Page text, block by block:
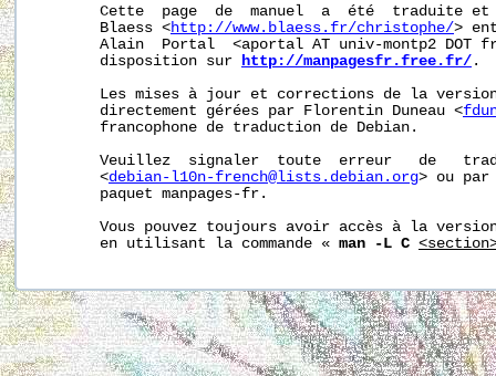
Cette  page  de  manuel  a  été  traduite
       Blaess <
http://www.blaess.fr/christophe/>
Alain  Portal  <aportal AT univ-montp2 DOT
       disposition sur
http://manpagesfr.free.fr/ .
Les mises à jour et corrections de la
       directement gérées par Florentin Duneau <
       francophone de traduction de Debian.
Veuillez  signaler  toute  erreur   de
       <
debian-l10n-french@lists.debian.org> ou par
       paquet manpages-fr.
Vous pouvez toujours avoir accès à la
       en utilisant la commande «
man -L C